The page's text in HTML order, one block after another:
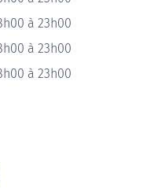
à 23h00
à 23h00
à 23h00